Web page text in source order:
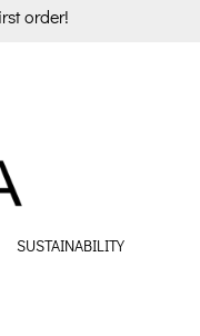
order!
SUSTAINABILITY